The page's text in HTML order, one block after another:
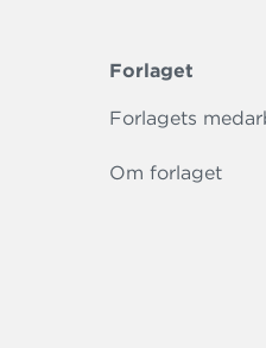
Forlaget
Forlagets
Om forlaget